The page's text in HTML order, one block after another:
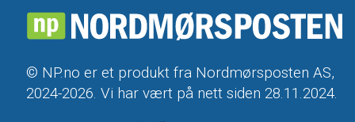
© NP.no er et produkt fra Nordmørsposten AS,
2024-2026. Vi har vært på nett siden 28.11.2024.